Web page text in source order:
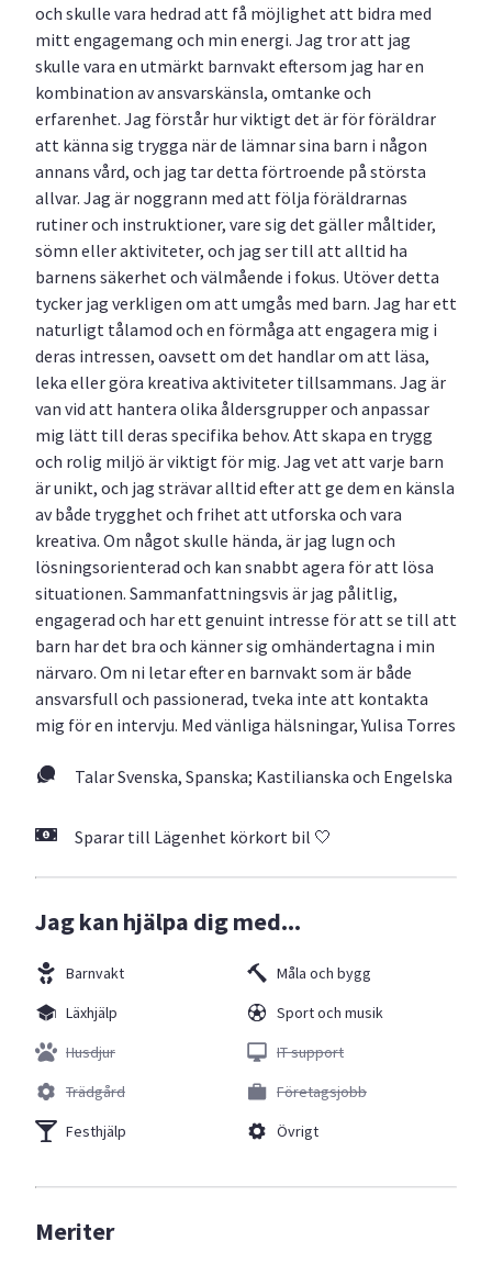
och skulle vara hedrad att få möjlighet att bidra med
mitt engagemang och min energi. Jag tror att jag
skulle vara en utmärkt barnvakt eftersom jag har en
kombination av ansvarskänsla, omtanke och
erfarenhet. Jag förstår hur viktigt det är för föräldrar
att känna sig trygga när de lämnar sina barn i någon
annans vård, och jag tar detta förtroende på största
allvar. Jag är noggrann med att följa föräldrarnas
rutiner och instruktioner, vare sig det gäller måltider,
sömn eller aktiviteter, och jag ser till att alltid ha
barnens säkerhet och välmående i fokus. Utöver detta
tycker jag verkligen om att umgås med barn. Jag har ett
naturligt tålamod och en förmåga att engagera mig i
deras intressen, oavsett om det handlar om att läsa,
leka eller göra kreativa aktiviteter tillsammans. Jag är
van vid att hantera olika åldersgrupper och anpassar
mig lätt till deras specifika behov. Att skapa en trygg
och rolig miljö är viktigt för mig. Jag vet att varje barn
är unikt, och jag strävar alltid efter att ge dem en känsla
av både trygghet och frihet att utforska och vara
kreativa. Om något skulle hända, är jag lugn och
lösningsorienterad och kan snabbt agera för att lösa
situationen. Sammanfattningsvis är jag pålitlig,
engagerad och har ett genuint intresse för att se till att
barn har det bra och känner sig omhändertagna i min
närvaro. Om ni letar efter en barnvakt som är både
ansvarsfull och passionerad, tveka inte att kontakta
mig för en intervju. Med vänliga hälsningar, Yulisa Torres
Talar Svenska, Spanska; Kastilianska och Engelska
Sparar till Lägenhet körkort bil 🤍
Jag kan hjälpa dig med...
Barnvakt
Läxhjälp
Husdjur
Trädgård
Festhjälp
Måla och bygg
Sport och musik
IT support
Företagsjobb
Övrigt
Meriter